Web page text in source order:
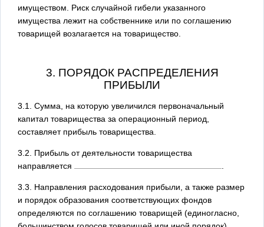
имуществом. Риск случайной гибели указанного
имущества лежит на собственнике или по соглашению
товарищей возлагается на товарищество.
3. ПОРЯДОК РАСПРЕДЕЛЕНИЯ
ПРИБЫЛИ
3.1. Сумма, на которую увеличился первоначальный
капитал товарищества за операционный период,
составляет прибыль товарищества.
3.2. Прибыль от деятельности товарищества
направляется
3.3. Направления расходования прибыли, а также размер
и порядок образования соответствующих фондов
определяются по соглашению товарищей (единогласно,